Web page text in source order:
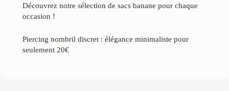
Découvrez notre sélection de sacs banane pour chaque
occasion !
Piercing nombril discret : élégance minimaliste pour
seulement 20€